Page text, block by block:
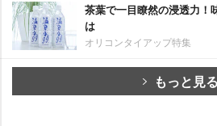
茶葉で一目瞭然の浸透力！
は
オリコンタイアップ特集
もっと見る